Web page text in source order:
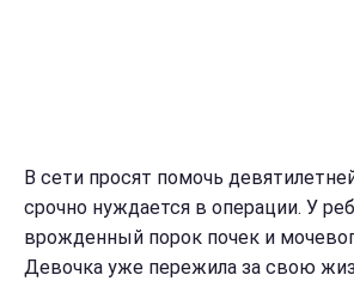
В сети просят помочь
срочно нуждается в операции. У
врожденный порок почек и
Девочка уже пережила за свою